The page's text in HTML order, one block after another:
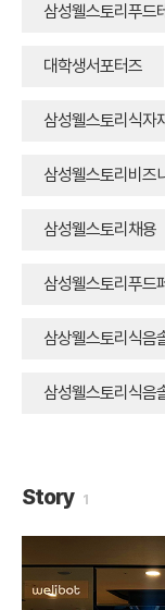
삼성웰스토리푸드
대학생서포터즈
삼성웰스토리식자
삼성웰스토리비즈
삼성웰스토리채용
삼성웰스토리푸드
삼상웰스토리식음
삼성웰스토리식음
Story 1